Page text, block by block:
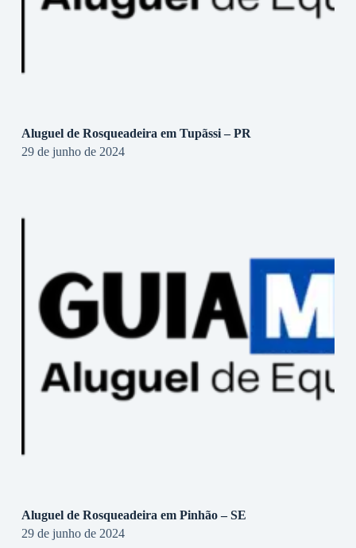
Aluguel de Rosqueadeira em Tupãssi – PR
29 de junho de 2024
Aluguel de Rosqueadeira em Pinhão – SE
29 de junho de 2024